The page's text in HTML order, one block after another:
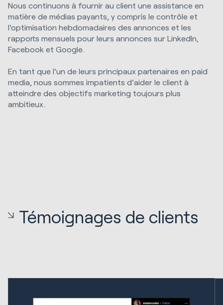
Nous continuons à fournir au client une assistance en
matière de médias payants, y compris le contrôle et
l'optimisation hebdomadaires des annonces et les
rapports mensuels pour leurs annonces sur LinkedIn,
Facebook et Google.
En tant que l'un de leurs principaux partenaires en paid
media, nous sommes impatients d'aider le client à
atteindre des objectifs marketing toujours plus
ambitieux.
Témoignages de clients